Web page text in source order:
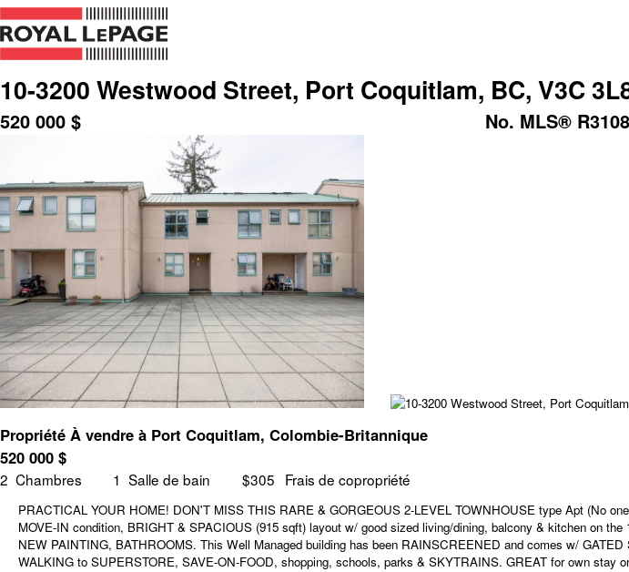
10-3200 Westwood Street, Port Coquitlam, BC, V3C
520 000 $ No. MLS®
Propriété À vendre à Port Coquitlam, Colombie-Britannique
520 000 $
2 Chambres 1 Salle de bain $305 Frais de copropriété
PRACTICAL YOUR HOME! DON'T MISS THIS RARE & GORGEOUS 2-LEVEL TOWNHOUSE type Apt (No
MOVE-IN condition, BRIGHT & SPACIOUS (915 sqft) layout w/ good sized living/dining, balcony & kitchen on
NEW PAINTING, BATHROOMS. This Well Managed building has been RAINSCREENED and comes w/
WALKING to SUPERSTORE, SAVE-ON-FOOD, shopping, schools, parks & SKYTRAINS. GREAT for own stay